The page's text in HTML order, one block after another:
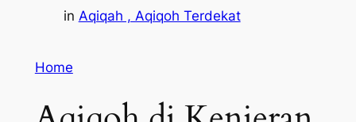
in Aqiqah , Aqiqoh Terdekat
Home